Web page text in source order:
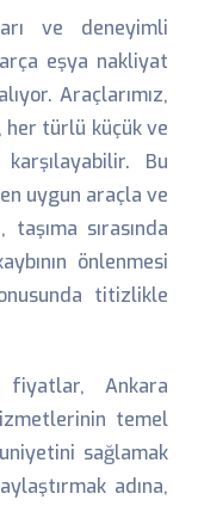
ve deneyimli
eşya nakliyat
Araçlarımız,
türlü küçük ve
Bu
uygun araçla ve
sırasında
önlenmesi
titizlikle
fiyatlar, Ankara
temel
sağlamak
adına,